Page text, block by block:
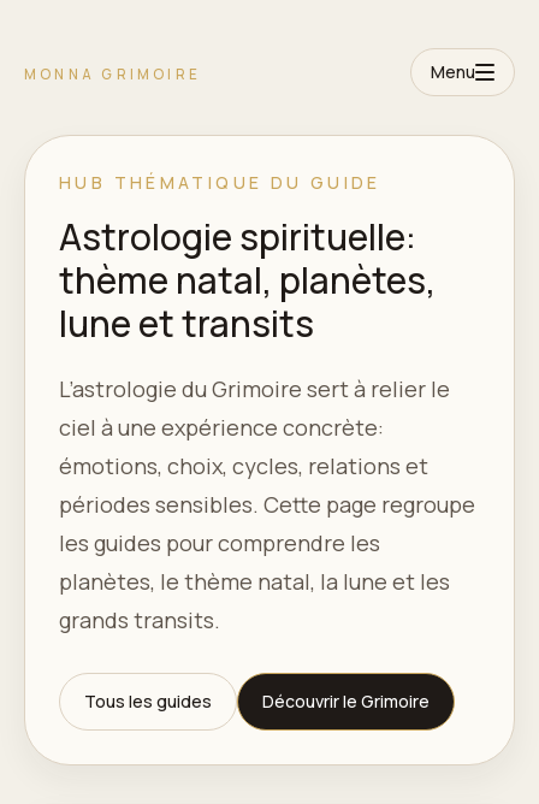
MONNA GRIMOIRE Menu
HUB THÉMATIQUE DU GUIDE
Astrologie spirituelle:
thème natal, planètes,
lune et transits
L’astrologie du Grimoire sert à relier le
ciel à une expérience concrète:
émotions, choix, cycles, relations et
périodes sensibles. Cette page regroupe
les guides pour comprendre les
planètes, le thème natal, la lune et les
grands transits.
Tous les guides Découvrir le Grimoire